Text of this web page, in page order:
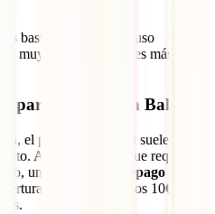
es bastante barato. Incluso
muy raro que te gastes más de
para trabajar en Bali
el precio de internet suele estar
Aun así, seguro que requieres
una
tarjeta de prepago
suele costar unos 10€ al